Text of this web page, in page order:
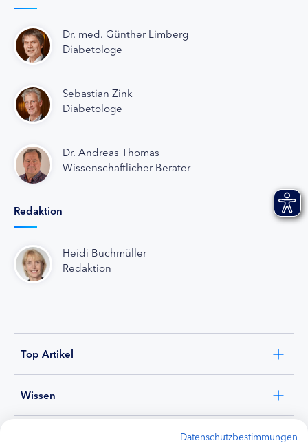
Dr. med. Günther Limberg
Diabetologe
Sebastian Zink
Diabetologe
Dr. Andreas Thomas
Wissenschaftlicher Berater
Redaktion
Heidi Buchmüller
Redaktion
Top Artikel
Wissen
Datenschutzbestimmungen